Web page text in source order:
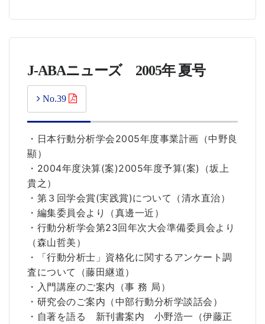
J-ABAニューズ 2005年 夏号
No.39
・日本行動分析学会2005年度事業計画（中野良
顯）
・2004年度決算(案)2005年度予算(案)（坂上
貴之）
・第３回学会賞(実践賞)について（清水直治）
・編集委員会より（真邊一近）
・行動分析学会第23回年次大会準備委員会より
（森山哲美）
・「行動分析士」資格化に関するアンケート調
査について（藤田継道）
・入門講座のご案内（事 務 局）
・研究会のご案内（中部行動分析学談話会）
・自著を語る 新刊書案内 小野浩一（伊藤正